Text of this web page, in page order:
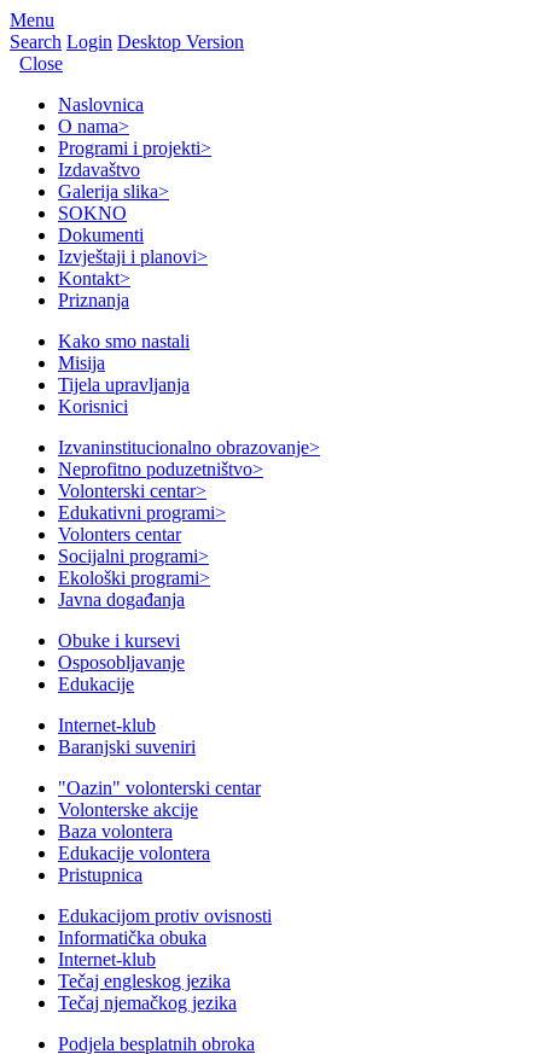
Menu
Search Login Desktop Version
Close
Naslovnica
O nama>
Programi i projekti>
Izdavaštvo
Galerija slika>
SOKNO
Dokumenti
Izvještaji i planovi>
Kontakt>
Priznanja
Kako smo nastali
Misija
Tijela upravljanja
Korisnici
Izvaninstitucionalno obrazovanje>
Neprofitno poduzetništvo>
Volonterski centar>
Edukativni programi>
Volonters centar
Socijalni programi>
Ekološki programi>
Javna događanja
Obuke i kursevi
Osposobljavanje
Edukacije
Internet-klub
Baranjski suveniri
"Oazin" volonterski centar
Volonterske akcije
Baza volontera
Edukacije volontera
Pristupnica
Edukacijom protiv ovisnosti
Informatička obuka
Internet-klub
Tečaj engleskog jezika
Tečaj njemačkog jezika
Podjela besplatnih obroka